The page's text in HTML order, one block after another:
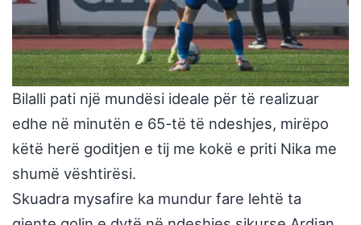
Bilalli pati një mundësi ideale për të realizuar
edhe në minutën e 65-të të ndeshjes, mirëpo
këtë herë goditjen e tij me kokë e priti Nika me
shumë vështirësi.
Skuadra mysafire ka mundur fare lehtë ta